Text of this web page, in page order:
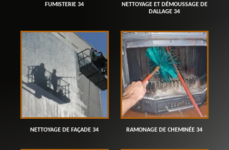
FUMISTERIE 34
NETTOYAGE ET DÉMOUSSAGE DE
DALLAGE 34
NETTOYAGE DE FAÇADE 34 RAMONAGE DE CHEMINÉE 34